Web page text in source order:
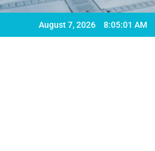
August 7, 2026 8:05:03 AM